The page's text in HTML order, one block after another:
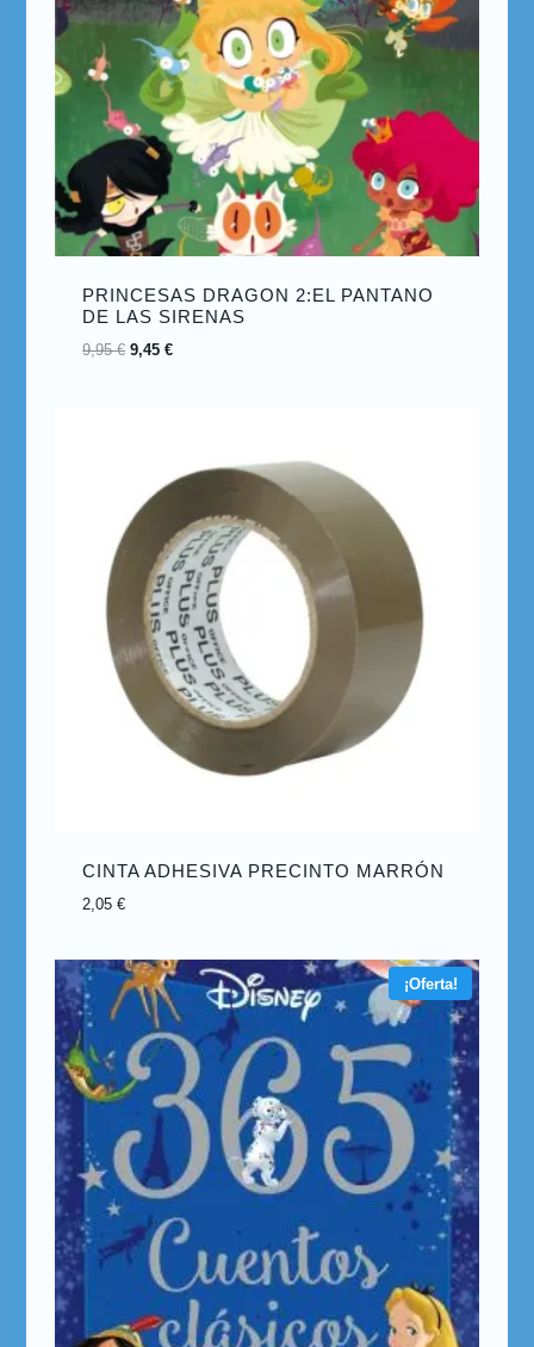
PRINCESAS DRAGON 2:EL PANTANO
DE LAS SIRENAS
9,95€ 9,45€
CINTA ADHESIVA PRECINTO MARRÓN
2,05€
¡Oferta!